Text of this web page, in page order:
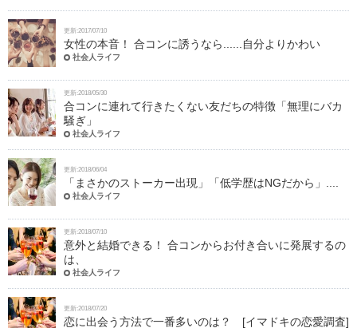
更新:2017/07/10
女性の本音！ 合コンに誘うなら......自分よりかわい
社会人ライフ
更新:2018/05/30
合コンに連れて行きたくない友だちの特徴「無理にバカ
騒ぎ」
社会人ライフ
更新:2018/06/04
「まさかのストーカー出現」「低学歴はNGだから」....
社会人ライフ
更新:2018/07/10
意外と結婚できる！ 合コンからお付き合いに発展するの
は、
社会人ライフ
更新:2018/07/20
恋に出会う方法で一番多いのは？ [イマドキの恋愛調査]